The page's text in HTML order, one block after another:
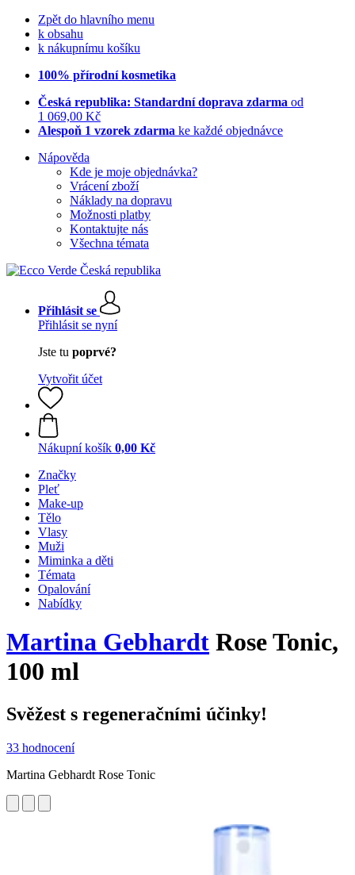
Zpět do hlavního menu
k obsahu
k nákupnímu košíku
100% přírodní kosmetika
Česká republika: Standardní doprava zdarma od
1 069,00 Kč
Alespoň 1 vzorek zdarma ke každé objednávce
Nápověda
Kde je moje objednávka?
Vrácení zboží
Náklady na dopravu
Možnosti platby
Kontaktujte nás
Všechna témata
Přihlásit se
Přihlásit se nyní
Jste tu poprvé?
Vytvořit účet
Nákupní košík 0,00 Kč
Značky
Pleť
Make-up
Tělo
Vlasy
Muži
Miminka a děti
Témata
Opalování
Nabídky
Martina Gebhardt Rose Tonic,
100 ml
Svěžest s regeneračními účinky!
33 hodnocení
Martina Gebhardt Rose Tonic